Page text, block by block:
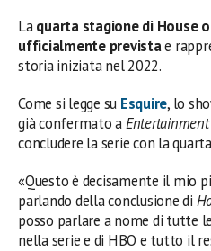
Laquarta stagione di House
ufficialmente previstae
storia iniziata nel 2022.
Come si legge su Esquire, lo
già confermato aEntertainment
concludere la serie con la
«Questo è decisamente il mio
parlando della conclusione di
posso parlare a nome di tutte
nella serie e di HBO e tutto il